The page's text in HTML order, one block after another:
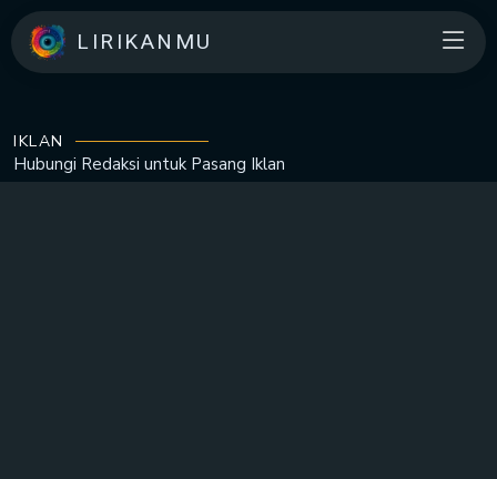
LIRIKANMU
IKLAN
Hubungi Redaksi untuk Pasang Iklan